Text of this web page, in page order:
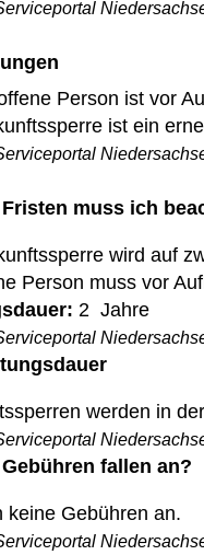
Person ist vor
ist ein
muss ich
wird auf
Person muss vor
2 Jahre
werden in
fallen an?
keine Gebühren an.